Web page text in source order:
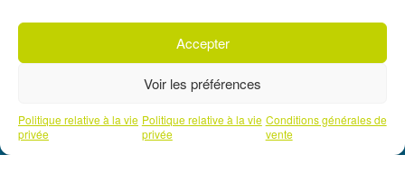
Accepter
Voir les préférences
Politique relative à la vie
privée
Politique relative à la vie
privée
Conditions générales de
vente
notre newsletter
avec l'un de nos experts
SOUS RÉSERVE D’ACCEPTATION PAR FLOA. VOUS